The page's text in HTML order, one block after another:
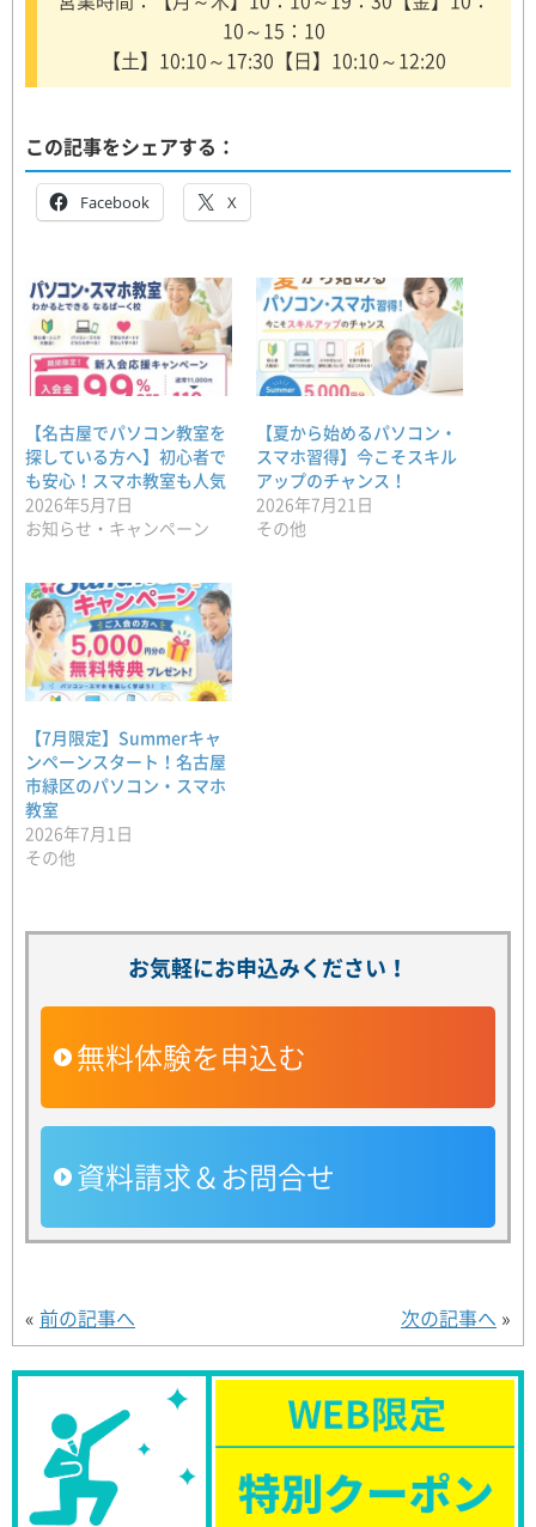
10～15：10
【土】10:10～17:30【日】10:10～12:20
この記事をシェアする：
Facebook X
【名古屋でパソコン教室を
探している方へ】初心者で
も安心！スマホ教室も人気
2026年5月7日
お知らせ・キャンペーン
【夏から始めるパソコン・
スマホ習得】今こそスキル
アップのチャンス！
2026年7月21日
その他
【7月限定】Summerキャ
ンペーンスタート！名古屋
市緑区のパソコン・スマホ
教室
2026年7月1日
その他
お気軽にお申込みください！
無料体験を申込む
資料請求＆お問合せ
« 前の記事へ 次の記事へ »